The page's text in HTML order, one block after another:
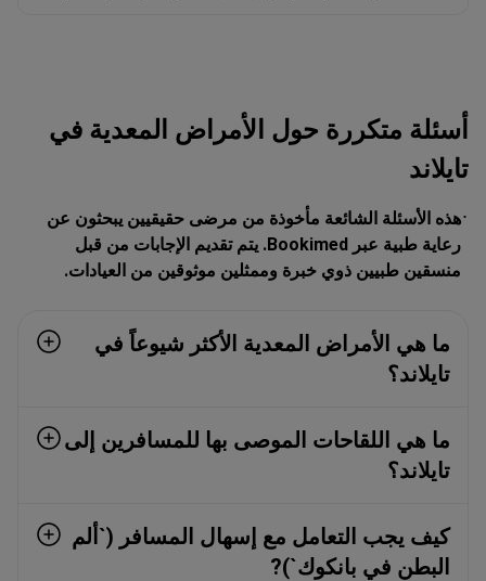
أسئلة متكررة حول الأمراض المعدية في
تايلاند
هذه الأسئلة الشائعة مأخوذة من مرضى حقيقيين يبحثون عن
رعاية طبية عبر Bookimed. يتم تقديم الإجابات من قبل
منسقين طبيين ذوي خبرة وممثلين موثوقين من العيادات.
ما هي الأمراض المعدية الأكثر شيوعاً في
تايلاند؟
ما هي اللقاحات الموصى بها للمسافرين إلى
تايلاند؟
كيف يجب التعامل مع إسهال المسافر (`ألم
البطن في بانكوك`)?